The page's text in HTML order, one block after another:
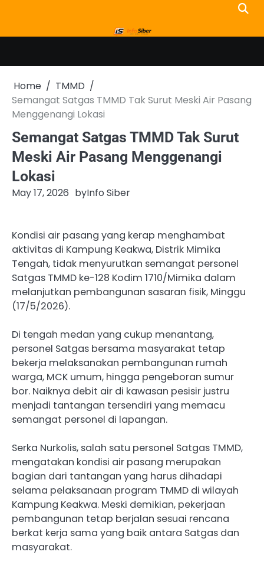
content
Home
TMMD
Semangat Satgas TMMD Tak Surut Meski Air Pasang
Menggenangi Lokasi
Semangat Satgas TMMD Tak Surut
Meski Air Pasang Menggenangi
Lokasi
May 17, 2026 byInfo Siber
Kondisi air pasang yang kerap menghambat
aktivitas di Kampung Keakwa, Distrik Mimika
Tengah, tidak menyurutkan semangat personel
Satgas TMMD ke-128 Kodim 1710/Mimika dalam
melanjutkan pembangunan sasaran fisik, Minggu
(17/5/2026).
Di tengah medan yang cukup menantang,
personel Satgas bersama masyarakat tetap
bekerja melaksanakan pembangunan rumah
warga, MCK umum, hingga pengeboran sumur
bor. Naiknya debit air di kawasan pesisir justru
menjadi tantangan tersendiri yang memacu
semangat personel di lapangan.
Serka Nurkolis, salah satu personel Satgas TMMD,
mengatakan kondisi air pasang merupakan
bagian dari tantangan yang harus dihadapi
selama pelaksanaan program TMMD di wilayah
Kampung Keakwa. Meski demikian, pekerjaan
pembangunan tetap berjalan sesuai rencana
berkat kerja sama yang baik antara Satgas dan
masyarakat.